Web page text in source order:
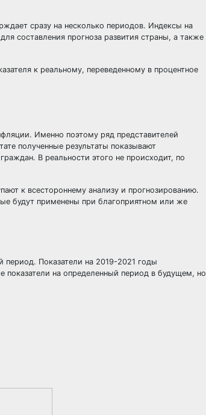
сразу на несколько периодов. Индексы на
составления прогноза развития страны, а также
к реальному, переведенному в процентное
Именно поэтому ряд представителей
полученные результаты показывают
В реальности этого не происходит, по
к всестороннему анализу и прогнозированию.
будут применены при благоприятном или же
период. Показатели на 2019-2021 годы
показатели на определенный период в будущем, но